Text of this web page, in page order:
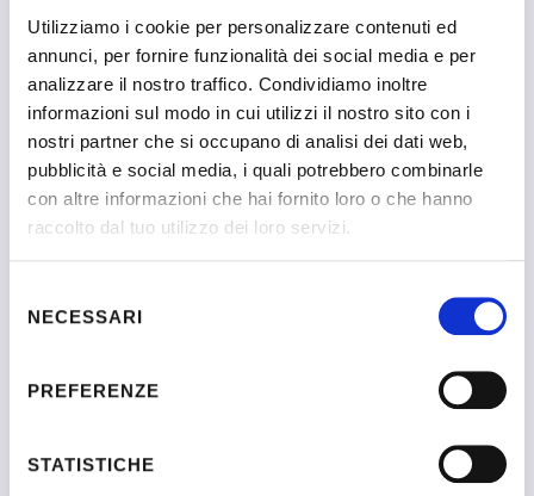
Utilizziamo i cookie per personalizzare contenuti ed
annunci, per fornire funzionalità dei social media e per
analizzare il nostro traffico. Condividiamo inoltre
informazioni sul modo in cui utilizzi il nostro sito con i
nostri partner che si occupano di analisi dei dati web,
pubblicità e social media, i quali potrebbero combinarle
con altre informazioni che hai fornito loro o che hanno
raccolto dal tuo utilizzo dei loro servizi.
delNECESSARI
PREFERENZE
STATISTICHE
Numero iscrizione 2369
Costantino
Antonio